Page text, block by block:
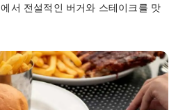
서 전설적인 버거와 스테이크를 맛